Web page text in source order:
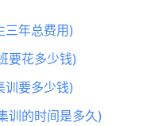
三年总费用)
要花多少钱)
训要多少钱)
训的时间是多久)